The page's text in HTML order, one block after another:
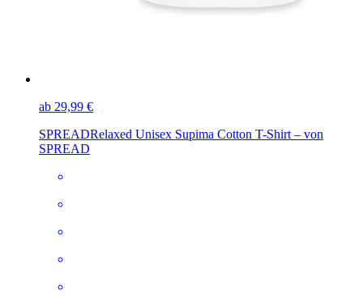
ab 29,99 €
SPREADRelaxed Unisex Supima Cotton T-Shirt – von
SPREAD